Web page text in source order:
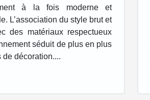
à la fois moderne et
L’association du style brut et
des matériaux respectueux
séduit de plus en plus
de décoration....